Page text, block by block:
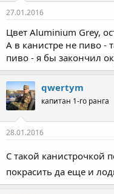
27.01.2016
Цвет Aluminium Grey,
А в канистре не пиво -
пиво - я бы закончил
qwertym
капитан 1-го ранга
28.01.2016
С такой канистрочкой
покрасить да еще и